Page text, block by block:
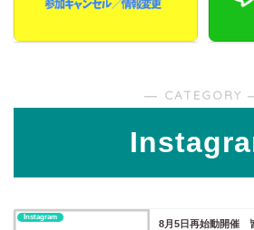
― CATEGORY
Instagram
8月5日再始動開催